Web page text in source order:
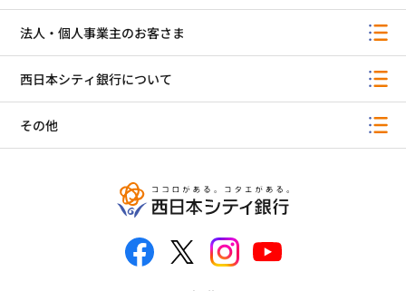
法人・個人事業主のお客さま
西日本シティ銀行について
その他